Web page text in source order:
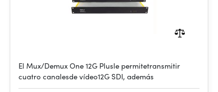
El Mux/Demux One 12G Plusle permitetransmitir
cuatro canalesde vídeo12G SDI, además